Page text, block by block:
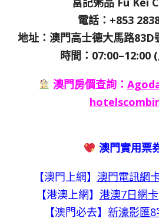
電話：+853
地址：澳門高士德大馬路83D
時間：07:00–12:00
澳門房價查詢：
澳門實用票
【澳門上網】 澳門電訊網
【港澳上網】 港澳7日網
【澳門必去】 新濠影匯